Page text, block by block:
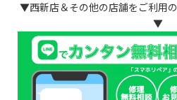
▼西新店＆その他の店舗をご利用
▼